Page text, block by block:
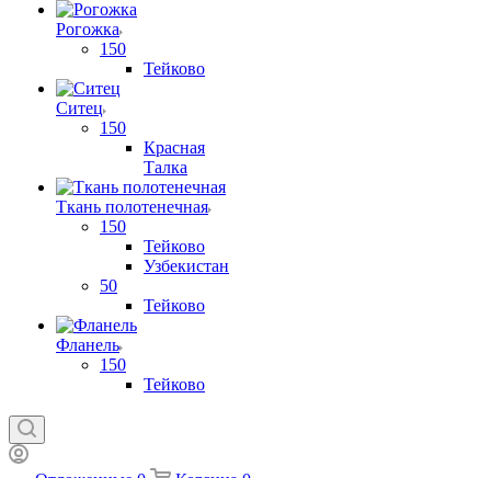
Рогожка
150
Тейково
Ситец
150
Красная
Талка
Ткань полотенечная
150
Тейково
Узбекистан
50
Тейково
Фланель
150
Тейково